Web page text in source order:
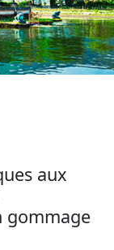
aux
gommage